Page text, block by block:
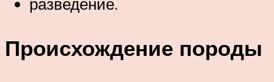
Происхождение породы